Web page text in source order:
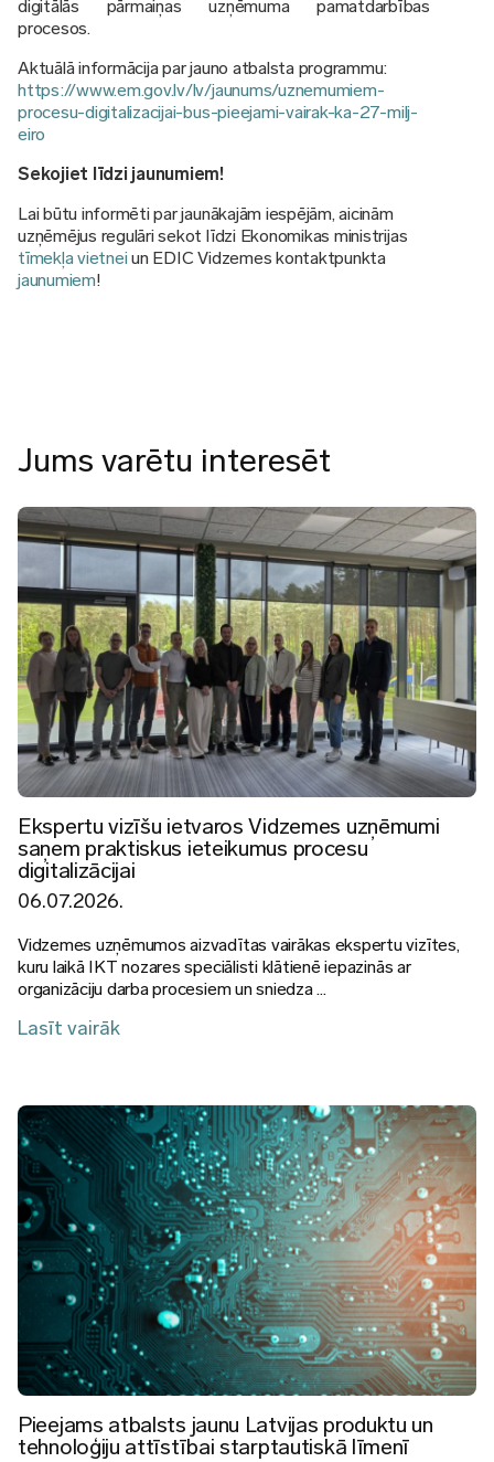
digitālās pārmaiņas uzņēmuma pamatdarbības
procesos.
Aktuālā informācija par jauno atbalsta programmu:
https://www.em.gov.lv/lv/jaunums/uznemumiem-
procesu-digitalizacijai-bus-pieejami-vairak-ka-27-milj-
eiro
Sekojiet līdzi jaunumiem!
Lai būtu informēti par jaunākajām iespējām, aicinām
uzņēmējus regulāri sekot līdzi Ekonomikas ministrijas
tīmekļa vietnei un EDIC Vidzemes kontaktpunkta
jaunumiem!
Jums varētu interesēt
Attēls
Ekspertu vizīšu ietvaros Vidzemes uzņēmumi
saņem praktiskus ieteikumus procesu
digitalizācijai
06.07.2026.
Vidzemes uzņēmumos aizvadītas vairākas ekspertu vizītes,
kuru laikā IKT nozares speciālisti klātienē iepazinās ar
organizāciju darba procesiem un sniedza ...
Lasīt vairāk
Attēls
Pieejams atbalsts jaunu Latvijas produktu un
tehnoloģiju attīstībai starptautiskā līmenī